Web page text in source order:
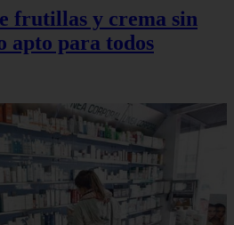
frutillas y crema sin
apto para todos